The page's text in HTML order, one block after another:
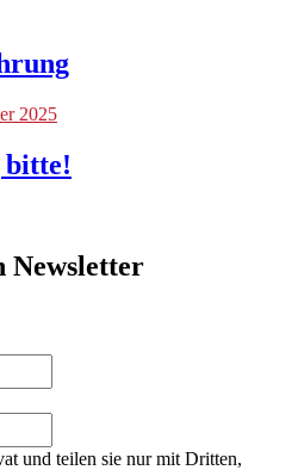
2025
bitte!
Newsletter
und teilen sie nur mit Dritten,